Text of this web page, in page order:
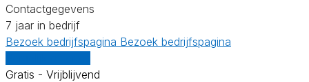
Contactgegevens
7 jaar in bedrijf
Bezoek bedrijfspagina Bezoek bedrijfspagina
Gratis - Vrijblijvend